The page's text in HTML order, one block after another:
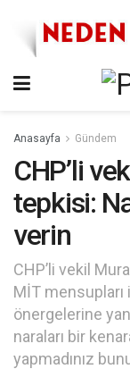
Anasayfa Gündem
CHP’li
tepkisi:
verin
CHP’li vekil
MİT
önergelerine
naraları bir
yapmadınız